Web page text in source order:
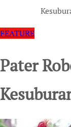
FEATURE
Pater